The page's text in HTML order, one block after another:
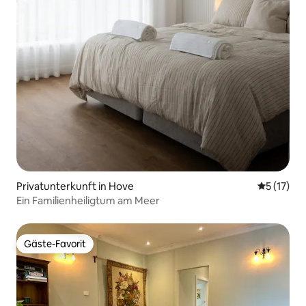
Privatunterkunft in Hove
5 (17)
Ein Familienheiligtum am Meer
Gäste-Favorit
Gäste-Favorit